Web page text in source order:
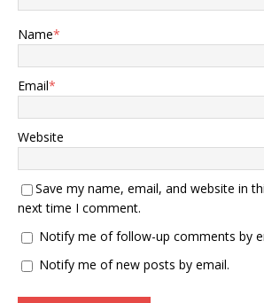
特朗普政府的对华贸易政策
有着不小的影响力。83%的
美国企业希望继续与中国做
生意，67%的企业反对再对
华加征关税。 这些企业的声
音通过美国商会等组织传达
给美国政府，形成了不容忽
视的压力。美方不能失去中
国市场，已经成为美国商界
的普遍共识。 李成钢临别时
强调的“相互尊重、和平共
处、合作共赢”原则，表面上
对中美经贸关系未来发展的
明确规划。 这十二个字是中
国处理中美关系的一贯原
则，但在当前背景下有着特
Name*
Email*
Website
Save my name, email, and website in
next time I comment.
Notify me of follow-up comments by
Notify me of new posts by email.